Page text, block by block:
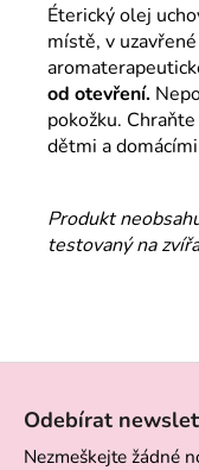
Éterický olej
místě, v
od otevření.
pokožku.
dětmi a
Produkt
testovaný na
Odebírat
Nezmeškejte žádné